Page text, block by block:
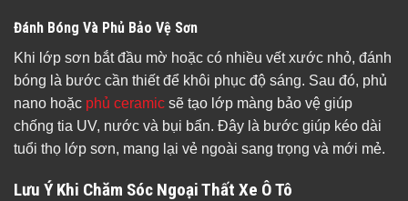
Đánh Bóng Và Phủ Bảo Vệ Sơn
Khi lớp sơn bắt đầu mờ hoặc có nhiều vết xước nhỏ, đánh
bóng là bước cần thiết để khôi phục độ sáng. Sau đó, phủ
nano hoặc phủ ceramic sẽ tạo lớp màng bảo vệ giúp
chống tia UV, nước và bụi bẩn. Đây là bước giúp kéo dài
tuổi thọ lớp sơn, mang lại vẻ ngoài sang trọng và mới mẻ.
Lưu Ý Khi Chăm Sóc Ngoại Thất Xe Ô Tô